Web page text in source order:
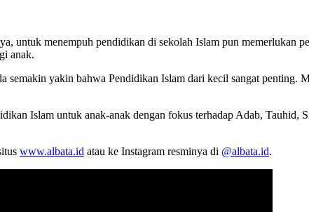
untuk menempuh pendidikan di sekolah Islam pun memerlukan
anak.
semakin yakin bahwa Pendidikan Islam dari kecil sangat
Islam untuk anak-anak dengan fokus terhadap Adab,
www.albata.id atau ke Instagram resminya di @albata.id.